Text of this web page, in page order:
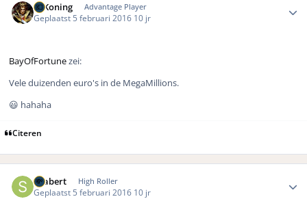
V_Koning Advantage Player
Geplaatst 5 februari 2016 10 jr
BayOfFortunezei:
Vele duizenden euro's in de MegaMillions.
😃 hahaha
Citeren
Seabert High Roller
Geplaatst 5 februari 2016 10 jr